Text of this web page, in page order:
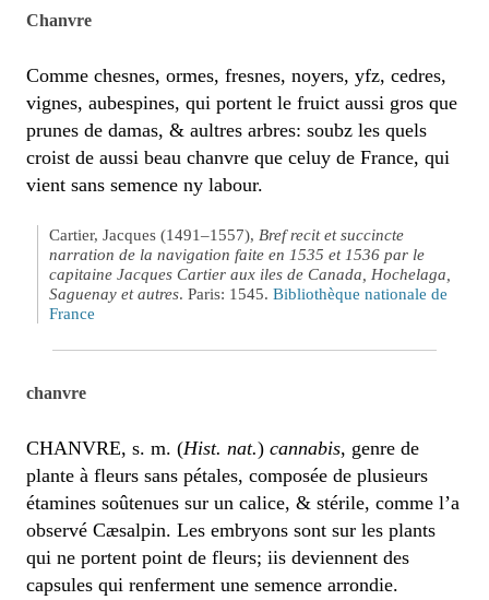
Chanvre
Comme chesnes, ormes, fresnes, noyers, yfz, cedres,
vignes, aubespines, qui portent le fruict aussi gros que
prunes de damas, & aultres arbres: soubz les quels
croist de aussi beau chanvre que celuy de France, qui
vient sans semence ny labour.
Cartier, Jacques (1491–1557), Bref recit et succincte
narration de la navigation faite en 1535 et 1536 par le
capitaine Jacques Cartier aux iles de Canada, Hochelaga,
Saguenay et autres. Paris: 1545. Bibliothèque nationale de
France
chanvre
CHANVRE, s. m. (Hist. nat.) cannabis, genre de
plante à fleurs sans pétales, composée de plusieurs
étamines soûtenues sur un calice, & stérile, comme l’a
observé Cæsalpin. Les embryons sont sur les plants
qui ne portent point de fleurs; iis deviennent des
capsules qui renferment une semence arrondie.